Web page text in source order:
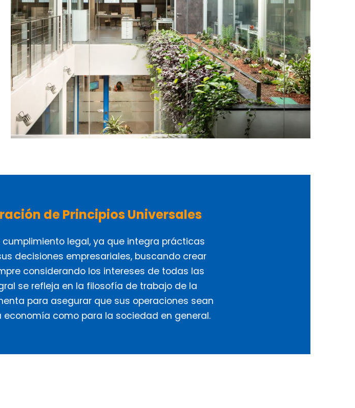
de Principios Universales
legal, ya que integra prácticas
decisiones empresariales, buscando crear
considerando los intereses de todas las
se refleja en la filosofía de trabajo de la
para asegurar que sus operaciones sean
como para la sociedad en general.